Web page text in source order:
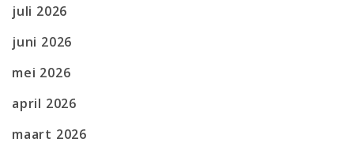
juli 2026
juni 2026
mei 2026
april 2026
maart 2026